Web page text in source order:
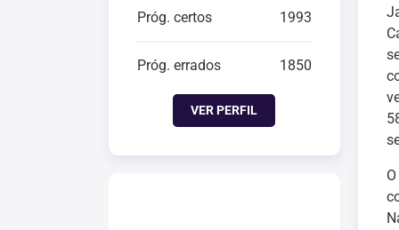
Próg. certos 1993
Próg. errados 1850
VER PERFIL
O